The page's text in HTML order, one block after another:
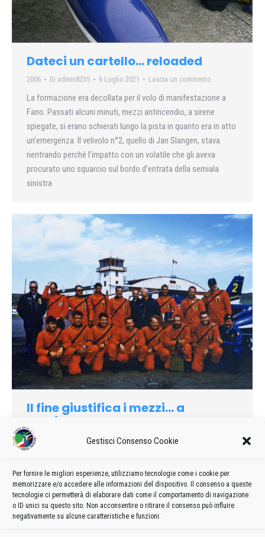
Gestisci Consenso Cookie
Per fornire le migliori esperienze, utilizziamo tecnologie come i cookie per
memorizzare e/o accedere alle informazioni del dispositivo. Il consenso a queste
tecnologie ci permetterà di elaborare dati come il comportamento di navigazione
o ID unici su questo sito. Non acconsentire o ritirare il consenso può influire
negativamente su alcune caratteristiche e funzioni.
Dateci un cartello… reloaded
2006 Di admin8235 6 Luglio 2021 Lascia un commento
La formazione era decollata per il volo di manifestazione a
Fano. Passati alcuni minuti, mezzi antincendio, a sirene
spiegate, si erano schierati lungo la pista in quanto era in atto
un’emergenza. Il velivolo n°2, quello di Jan Slangen, stava
rientrando perché l’impatto con un volatile che gli aveva
procurato uno squarcio sul bordo d’entrata della semiala
sinistra
Il fine giustifica i mezzi… a
Frobisher Bay
1986 admin8235 6 Luglio 2021 Lascia un commento
improvvisata stazione di servizio, attendono di essere
spostati accanto a quelli già parcheggiati a quasi duecento
metri di distanza?